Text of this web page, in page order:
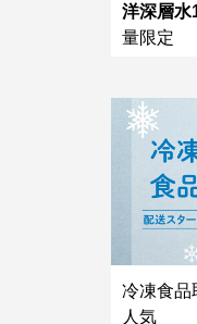
洋深層水
量限定
冷凍食品
人気